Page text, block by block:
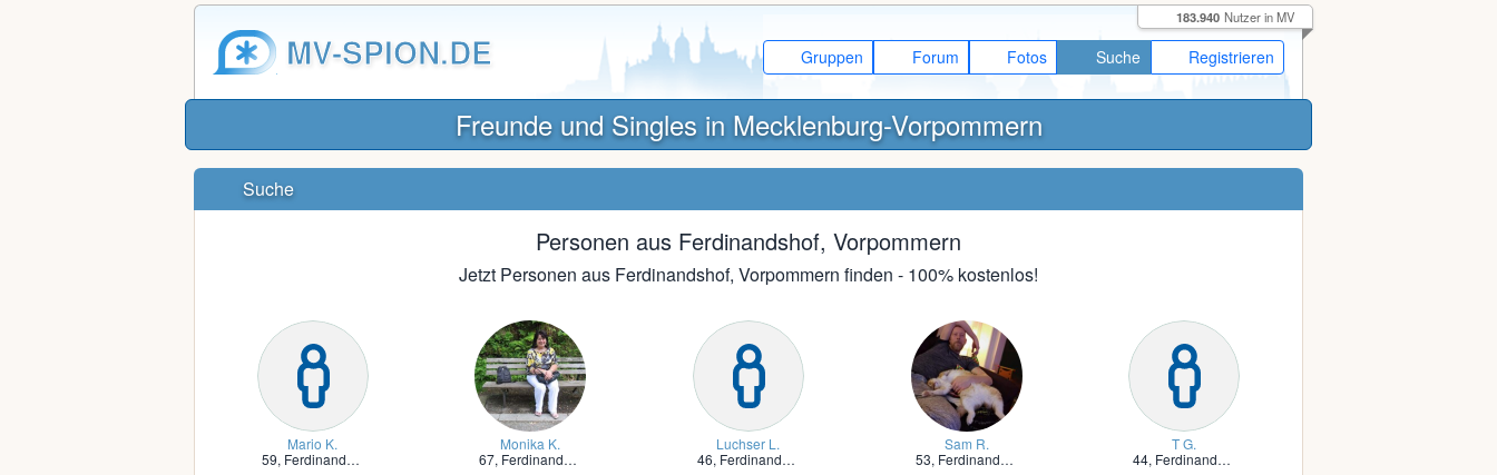
MV-SPION.DE Gruppen Forum Fotos Suche Registrieren
183.940 Nutzer in MV
Freunde und Singles in Mecklenburg-Vorpommern
Suche
Personen aus Ferdinandshof, Vorpommern
Jetzt Personen aus Ferdinandshof, Vorpommern finden - 100% kostenlos!
Mario K.
59, Ferdinandshof, Vorpommern
Monika K.
67, Ferdinandshof, Vorpommern
Luchser L.
46, Ferdinandshof, Vorpommern
Sam R.
53, Ferdinandshof, Vorpommern
T G.
44, Ferdinandshof, Vorpommern